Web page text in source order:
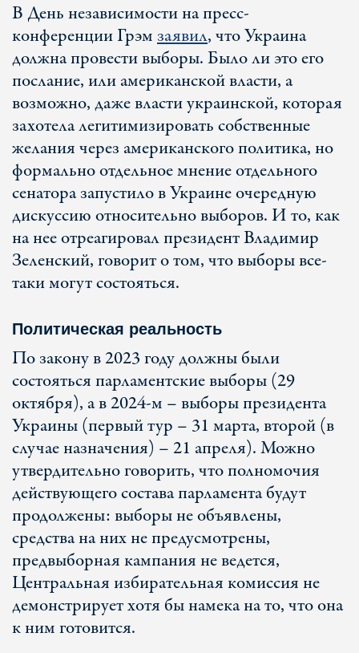
В День независимости на пресс-
конференции Грэмзаявил, что Украина
должна провести выборы. Было ли это его
послание, или американской власти, а
возможно, даже власти украинской, которая
захотела легитимизировать собственные
желания через американского политика, но
формально отдельное мнение отдельного
сенатора запустило в Украине очередную
дискуссию относительно выборов. И то, как
на нее отреагировал президент Владимир
Зеленский, говорит о том, что выборы все-
таки могут состояться.
Политическая реальность
По закону в 2023 году должны были
состояться парламентские выборы (29
октября), а в 2024-м – выборы президента
Украины (первый тур – 31 марта, второй (в
случае назначения) – 21 апреля). Можно
утвердительно говорить, что полномочия
действующего состава парламента будут
продолжены: выборы не объявлены,
средства на них не предусмотрены,
предвыборная кампания не ведется,
Центральная избирательная комиссия не
демонстрирует хотя бы намека на то, что она
к ним готовится.